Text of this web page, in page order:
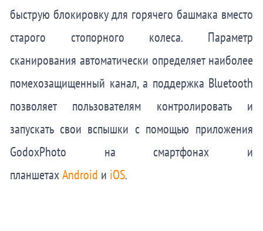
быструю блокировку для горячего башмака вместо
старого стопорного колеса. Параметр
сканирования автоматически определяет наиболее
помехозащищенный канал, а поддержка Bluetooth
позволяет пользователям контролировать и
запускать свои вспышки с помощью приложения
GodoxPhoto на смартфонах и
планшетахAndroid и iOS.